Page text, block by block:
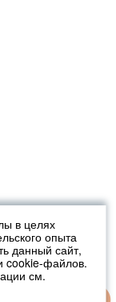
в целях
опыта
данный сайт,
cookie-файлов.
см.
(ст.435 ГК
продаж....